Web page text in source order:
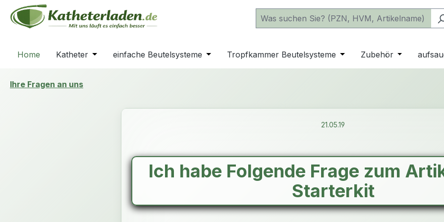
Hauptinhalt springen
Zur Suche springen
Zur Hauptnavigation springen
Home Katheter Öffne oder Schließe das Dropdown der Kategorie Katheter
einfache Beutelsysteme Öffne oder Schließe das Dropdown der Kategorie einfache
Tropfkammer Beutelsysteme Öffne oder Schließe das
Zubehör Öffne oder
Ihre Fragen an uns
21.05.19
Ich habe Folgende Frage zum
Starterkit